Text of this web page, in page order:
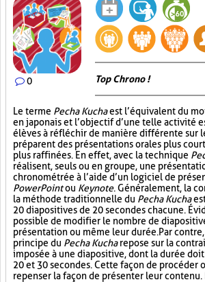
0 Top Chrono !
Le terme Pecha Kuchaest l’équivalent du
en japonais et l’objectif d’une telle activité
élèves à réfléchir de manière différente sur
préparent des présentations orales plus
plus raffinées. En effet, avec la technique
réalisent, seuls ou en groupe, une
chronométrée à l’aide d’un logiciel de
PowerPointou Keynote. Généralement, la
la méthode traditionnelle du Pecha Kucha
20 diapositives de 20 secondes chacune.
possible de modifier le nombre de
présentation ou même leur durée. Par
principe du Pecha Kucharepose sur la
imposée à une diapositive, dont la durée
20 et 30 secondes. Cette façon de procéder
repenser la façon de présenter leur contenu.